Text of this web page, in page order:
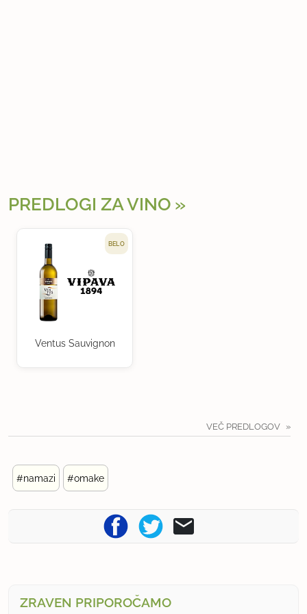
PREDLOGI ZA VINO
BELO
Ventus Sauvignon
VEČ PREDLOGOV
#namazi #omake
ZRAVEN PRIPOROČAMO